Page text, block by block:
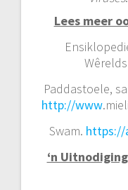
Lees meer
Paddastoele,
http://www
Swam.
‘n